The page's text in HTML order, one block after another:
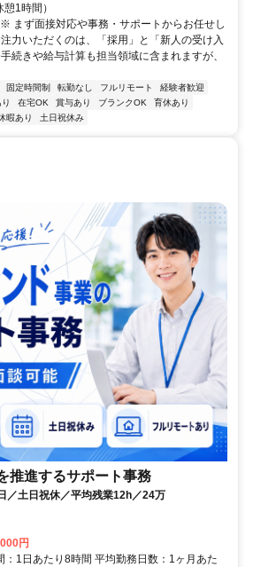
1時間）
まず面接対応や事務・サポートからお任せし
力いただくのは、「採用」と「新人の受け入
続きや給与計算も担当領域に含まれますが、
固定時間制 転勤なし フルリモート
経験者歓迎
在宅OK 賞与あり ブランクOK
育休あり
暇あり 土日祝休み
推進するサポート事務
／土日祝休／平均残業12h／24万
円
：1日あたり8時間 平均勤務日数：1ヶ月あた